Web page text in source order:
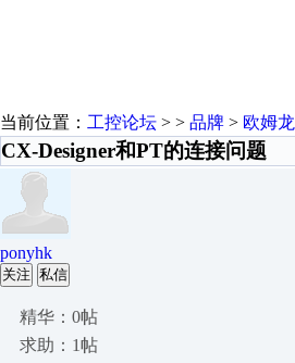
当前位置： 工控论坛 > > 品牌 > 欧姆龙
CX-Designer和PT的连接问题
ponyhk
关注 私信
精华：0帖
求助：1帖